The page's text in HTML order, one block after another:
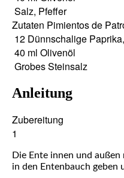
Salz, Pfef­fer
Zuta­ten Pimi­ent­os de
12 Dünn­scha­li­ge
40 ml Oli­ven­öl
Gro­bes Steinsalz
Anleitung
Zube­rei­tung
1
Die Ente innen und
in den Enten­bauch geben